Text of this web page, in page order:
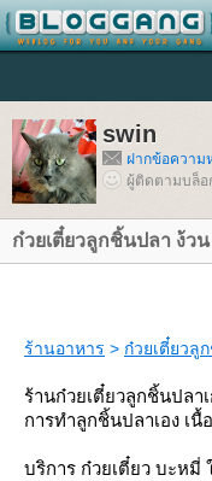
swin
ฝากข้อความ
ผู้ติดตามบล็อ
ก๋วยเตี๋ยวลูกชิ้นปลา ง้ว
ร้านอาหาร > ก๋วยเตี๋ยวลู
ร้านก๋วยเตี๋ยวลูกชิ้นปลา
การทำลูกชิ้นปลาเอง เ
บริการ ก๋วยเตี๋ยว บะห